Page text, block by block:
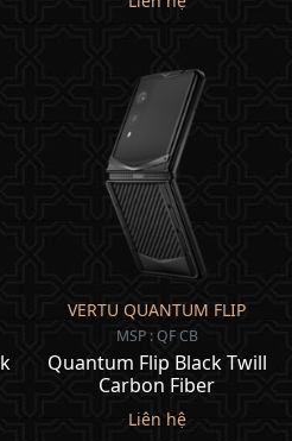
VERTU QUANTUM FLIP
MSP : QF CB
Quantum Flip Black Twill
Carbon Fiber
Liên hệ